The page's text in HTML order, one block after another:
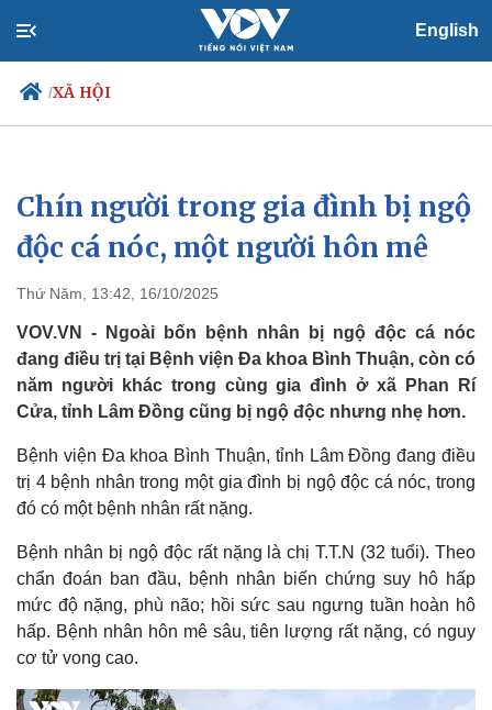
English
/XÃ HỘI
Chính trị
Đảng
Tổ chức nhân sự
Nhận diện sự thật
Xã hội
Tin 24h
Dự báo thời tiết
Việc làm
Biển đảo
Chín người trong gia đình bị ngộ
độc cá nóc, một người hôn mê
Thứ Năm, 13:42, 16/10/2025
VOV.VN - Ngoài bốn bệnh nhân bị ngộ độc cá nóc
đang điều trị tại Bệnh viện Đa khoa Bình Thuận, còn có
năm người khác trong cùng gia đình ở xã Phan Rí
Cửa, tỉnh Lâm Đồng cũng bị ngộ độc nhưng nhẹ hơn.
Bệnh viện Đa khoa Bình Thuận, tỉnh Lâm Đồng đang điều
trị 4 bệnh nhân trong một gia đình bị ngộ độc cá nóc, trong
đó có một bệnh nhân rất nặng.
Bệnh nhân bị ngộ độc rất nặng là chị T.T.N (32 tuổi). Theo
chẩn đoán ban đầu, bệnh nhân biến chứng suy hô hấp
mức độ nặng, phù não; hồi sức sau ngưng tuần hoàn hô
hấp. Bệnh nhân hôn mê sâu, tiên lượng rất nặng, có nguy
cơ tử vong cao.